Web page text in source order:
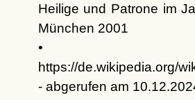
Heilige und Patrone im
München 2001
•
https://de.wikipedia.org/
- abgerufen am